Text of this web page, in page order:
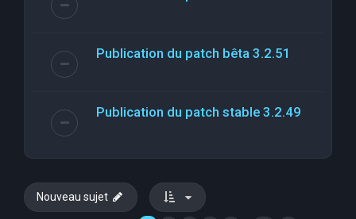
Publication du patch bêta 3.2.51
Publication du patch stable 3.2.49
Nouveau sujet